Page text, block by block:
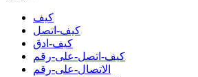
كيف
كيف-اتصل
كيف-ادق
كيف-اتصل-على-رقم
الاتصال-على-رقم